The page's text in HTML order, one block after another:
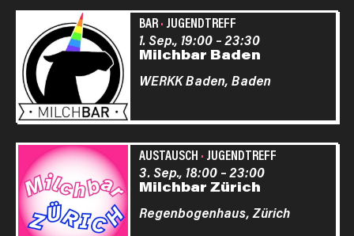
BAR· JUGENDTREFF
Milchbar Baden
1. Sep., 19:00–23:30
WERKK Baden, Baden
AUSTAUSCH · JUGENDTREFF
Milchbar Zürich
3. Sep., 18:00–23:00
Regenbogenhaus,Zürich